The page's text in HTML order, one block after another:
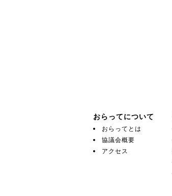
おらってについて
おらってとは
協議会概要
アクセス